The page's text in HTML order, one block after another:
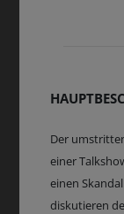
Der
einer
einen
diskutieren